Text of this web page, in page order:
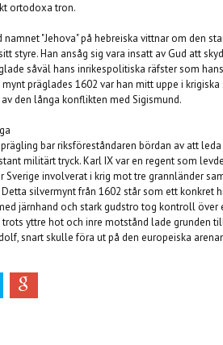
ortodoxa tron.
namnet "Jehova" på hebreiska vittnar om den
styre. Han ansåg sig vara insatt av Gud att
såväl hans inrikespolitiska räfster som
präglades 1602 var han mitt uppe i
den långa konflikten med Sigismund.
bar riksföreståndaren bördan av att leda
militärt tryck. Karl IX var en regent som
Sverige involverat i krig mot tre grannländer
silvermynt från 1602 står som ett konkret
järnhand och stark gudstro tog kontroll över
yttre hot och inre motstånd lade grunden
snart skulle föra ut på den europeiska